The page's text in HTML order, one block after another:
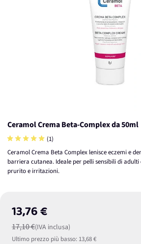
Ceramol Crema Beta-Complex da 50ml
(1)
Ceramol Crema Beta Complex lenisce eczemi e
barriera cutanea. Ideale per pelli sensibili di
prurito e irritazioni.
13,76 €
17,10 €(IVA inclusa)
Ultimo prezzo più basso: 13,68 €